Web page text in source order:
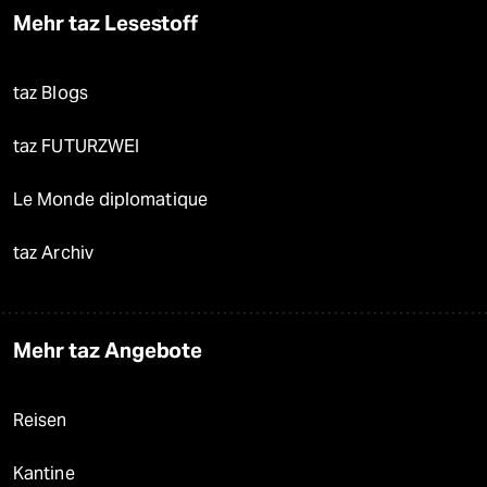
Mehr taz Lesestoff
taz Blogs
taz FUTURZWEI
Le Monde diplomatique
taz Archiv
Mehr taz Angebote
Reisen
Kantine